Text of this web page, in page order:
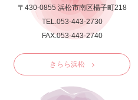
〒430-0855 浜松市南区楊子町218
TEL.053-443-2730
FAX.053-443-2740
きらら浜松